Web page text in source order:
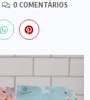
0 COMENTÁRIOS